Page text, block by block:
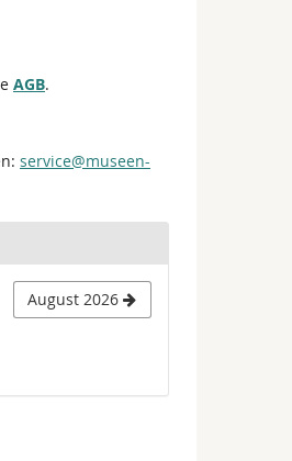
AGB.
service@museen-
August 2026